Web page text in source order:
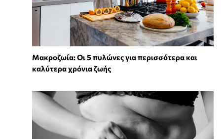
Mακροζωία: Οι 5 πυλώνες για περισσότερα και
καλύτερα χρόνια ζωής